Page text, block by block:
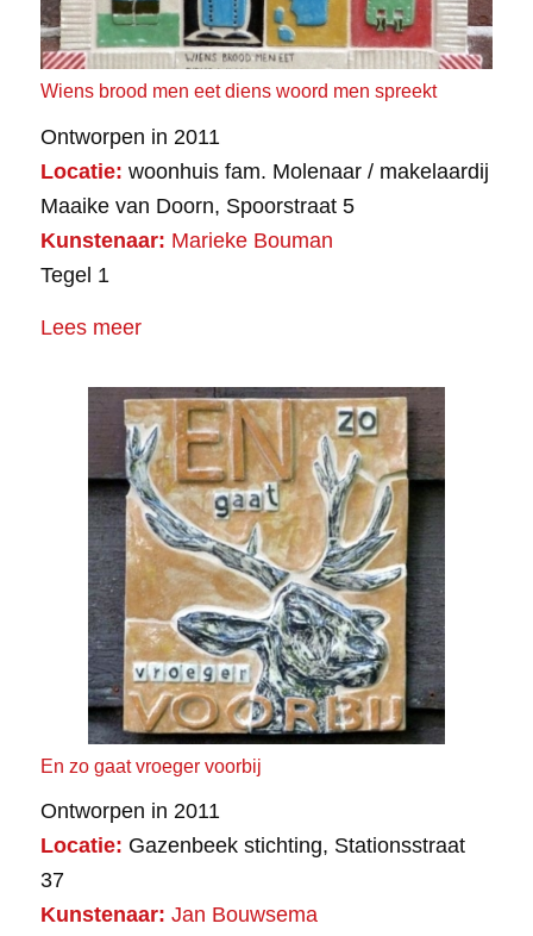
Wiens brood men eet diens woord men spreekt
Ontworpen in 2011
Locatie: woonhuis fam. Molenaar / makelaardij
Maaike van Doorn, Spoorstraat 5
Kunstenaar: Marieke Bouman
Tegel 1
Lees meer
En zo gaat vroeger voorbij
Ontworpen in 2011
Locatie: Gazenbeek stichting, Stationsstraat
37
Kunstenaar: Jan Bouwsema